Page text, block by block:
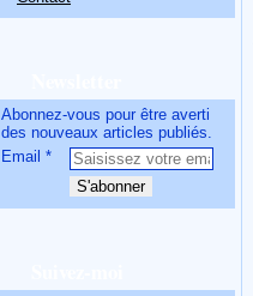
Abonnez-vous pour être averti
des nouveaux articles publiés.
Email